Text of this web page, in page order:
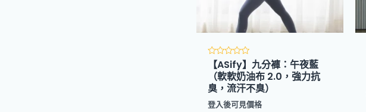
評
分
滿
分
5
【ASify】九分褲：午夜藍
（軟軟奶油布 2.0，強力抗
臭，流汗不臭）
登入後可見價格